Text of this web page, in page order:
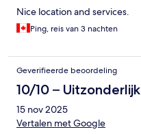
Nice location and services.
Ping, reis van 3 nachten
Geverifieerde beoordeling
10/10 – Uitzonderlijk
15 nov 2025
Vertalen met Google